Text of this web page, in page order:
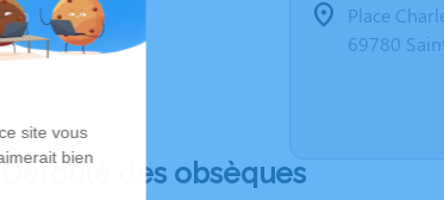
Place
69780
Déroulé des obsèques